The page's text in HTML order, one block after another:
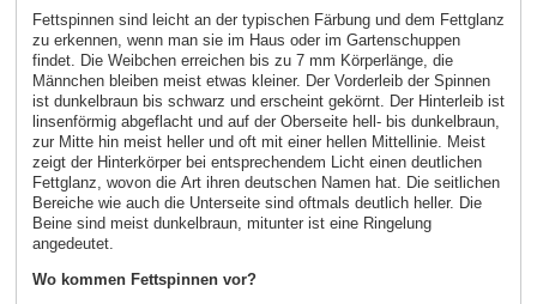
Fettspinnen sind leicht an der typischen Färbung und dem Fettglanz
zu erkennen, wenn man sie im Haus oder im Gartenschuppen
findet. Die Weibchen erreichen bis zu 7 mm Körperlänge, die
Männchen bleiben meist etwas kleiner. Der Vorderleib der Spinnen
ist dunkelbraun bis schwarz und erscheint gekörnt. Der Hinterleib ist
linsenförmig abgeflacht und auf der Oberseite hell- bis dunkelbraun,
zur Mitte hin meist heller und oft mit einer hellen Mittellinie. Meist
zeigt der Hinterkörper bei entsprechendem Licht einen deutlichen
Fettglanz, wovon die Art ihren deutschen Namen hat. Die seitlichen
Bereiche wie auch die Unterseite sind oftmals deutlich heller. Die
Beine sind meist dunkelbraun, mitunter ist eine Ringelung
angedeutet.
Wo kommen Fettspinnen vor?